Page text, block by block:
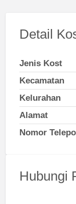
Detail
Jenis Kost
Kecamatan
Kelurahan
Alamat
Nomor
Hubungi